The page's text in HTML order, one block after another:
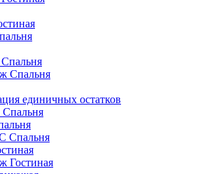
Спальня
единичных остатков
Спальня
Гостиная